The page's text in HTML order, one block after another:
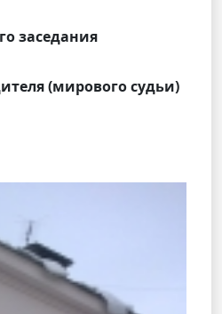
заседания
(мирового судьи)